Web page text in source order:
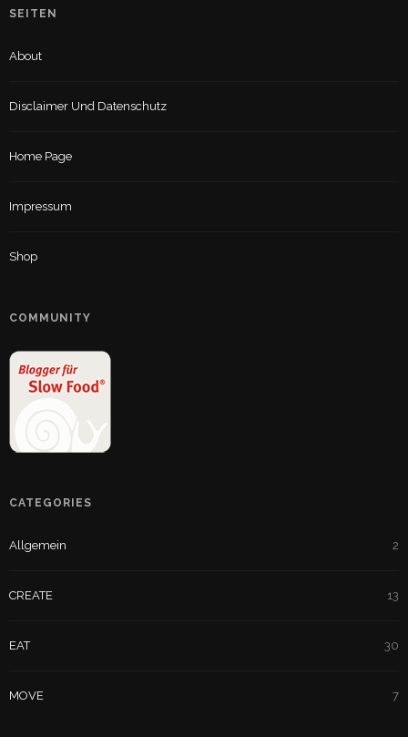
SEITEN
About
Disclaimer Und Datenschutz
Home Page
Impressum
Shop
COMMUNITY
CATEGORIES
Allgemein 2
CREATE 13
EAT 30
MOVE 7